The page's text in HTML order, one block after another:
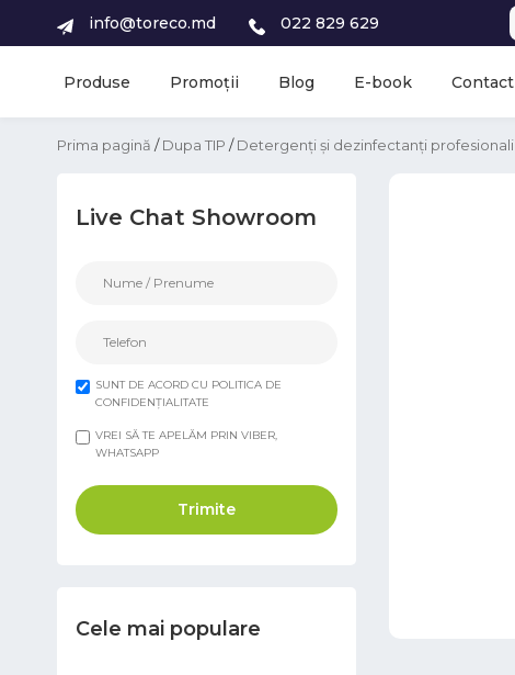
info@toreco.md 022 829 629
Produse Promoții Blog E-book Contact
Prima pagină /Dupa TIP /Detergenți și dezinfectanți profesionali
Live Chat Showroom
SUNT DE ACORD CU POLITICA DE
CONFIDENȚIALITATE
VREI SĂ TE APELĂM PRIN VIBER,
WHATSAPP
Trimite
Cele mai populare